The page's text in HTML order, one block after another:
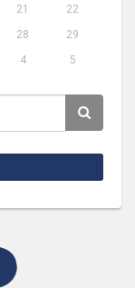
21
22
28
29
4 5